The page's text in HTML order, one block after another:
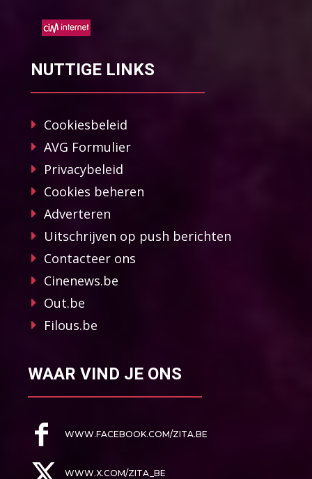
NUTTIGE LINKS
Cookiesbeleid
AVG Formulier
Privacybeleid
Cookies beheren
Adverteren
Uitschrijven op push berichten
Contacteer ons
Cinenews.be
Out.be
Filous.be
WAAR VIND JE ONS
WWW.FACEBOOK.COM/ZITA.BE
WWW.X.COM/ZITA_BE